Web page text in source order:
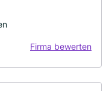
Firma bewerten